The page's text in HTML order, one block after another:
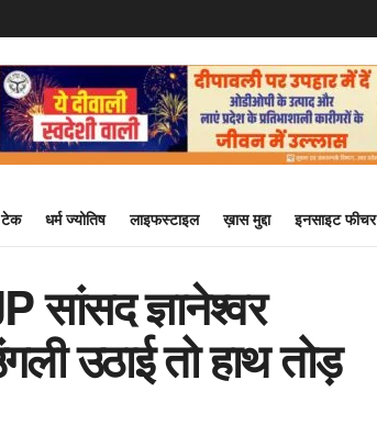
टेक धर्म ज्योतिष लाइफस्टाइल ख़ास मुद्दा इनसाइट फीचर
सांसद ज्ञानेश्वर
उठाई तो हाथ तोड़